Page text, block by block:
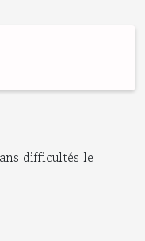
difficultés le